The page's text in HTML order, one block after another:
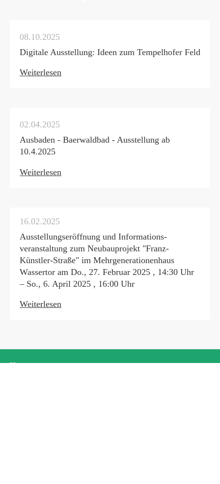
08.10.2025
Digitale Ausstellung: Ideen zum Tempelhofer Feld
Weiterlesen
02.04.2025
Ausbaden - Baerwaldbad - Ausstellung ab
10.4.2025
Weiterlesen
16.02.2025
Ausstellungseröffnung und Informations-
veranstaltung zum Neubauprojekt "Franz-
Künstler-Straße" im Mehrgenerationenhaus
Wassertor am Do., 27. Februar 2025 , 14:30 Uhr
– So., 6. April 2025 , 16:00 Uhr
Weiterlesen
Home